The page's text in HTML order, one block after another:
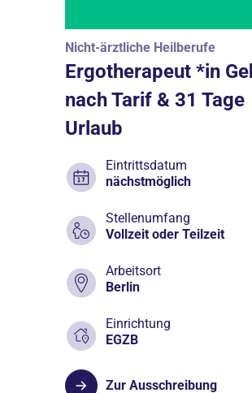
Nicht-ärztliche Heilberufe
Ergotherapeut *in
nach Tarif & 31 Tage
Urlaub
Eintrittsdatum
nächstmöglich
Stellenumfang
Vollzeit oder Teilzeit
Arbeitsort
Berlin
Einrichtung
EGZB
Zur Ausschreibung